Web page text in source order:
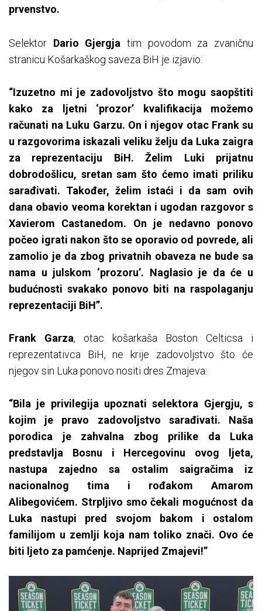
prvenstvo.
Selektor Dario Gjergja tim povodom za zvaničnu
stranicu Košarkaškog saveza BiH je izjavio:
“Izuzetno mi je zadovoljstvo što mogu saopštiti
kako za ljetni ‘prozor’ kvalifikacija možemo
računati na Luku Garzu. On i njegov otac Frank su
u razgovorima iskazali veliku želju da Luka zaigra
za reprezentaciju BiH. Želim Luki prijatnu
dobrodošlicu, sretan sam što ćemo imati priliku
sarađivati. Također, želim istaći i da sam ovih
dana obavio veoma korektan i ugodan razgovor s
Xavierom Castanedom. On je nedavno ponovo
počeo igrati nakon što se oporavio od povrede, ali
zamolio je da zbog privatnih obaveza ne bude sa
nama u julskom ‘prozoru’. Naglasio je da će u
budućnosti svakako ponovo biti na raspolaganju
reprezentaciji BiH”.
Frank Garza, otac košarkaša Boston Celticsa i
reprezentativca BiH, ne krije zadovoljstvo što će
njegov sin Luka ponovo nositi dres Zmajeva:
“Bila je privilegija upoznati selektora Gjergju, s
kojim je pravo zadovoljstvo sarađivati. Naša
porodica je zahvalna zbog prilike da Luka
predstavlja Bosnu i Hercegovinu ovog ljeta,
nastupa zajedno sa ostalim saigračima iz
nacionalnog tima i rođakom Amarom
Alibegovićem. Strpljivo smo čekali mogućnost da
Luka nastupi pred svojom bakom i ostalom
familijom u zemlji koja nam toliko znači. Ovo će
biti ljeto za pamćenje. Naprijed Zmajevi!”